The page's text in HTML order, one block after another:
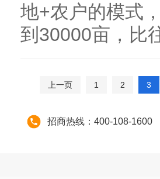
地+农户的模式
到30000亩，比
上一页 1 2 3
招商热线：400-108-1600